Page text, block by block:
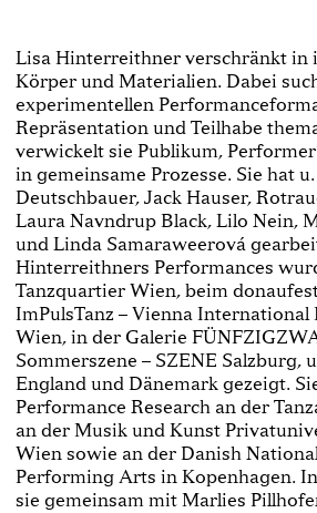
Lisa Hinterreithner verschränkt in
Körper und Materialien. Dabei
experimentellen
Repräsentation und Teilhabe
verwickelt sie Publikum,
in gemeinsame Prozesse. Sie hat
Deutschbauer, Jack Hauser,
Laura Navndrup Black, Lilo Nein,
und Linda Samaraweerová
Hinterreithners Performances
Tanzquartier Wien, beim
ImPulsTanz – Vienna International
Wien, in der Galerie
Sommerszene – SZENE Salzburg,
England und Dänemark gezeigt.
Performance Research an der
an der Musik und Kunst
Wien sowie an der Danish
Performing Arts in Kopenhagen.
sie gemeinsam mit Marlies